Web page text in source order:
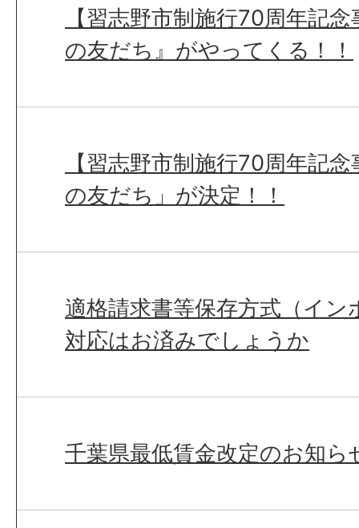
【習志野市制施行70周年記
の友だち』がやってくる！！
【習志野市制施行70周年記
の友だち」が決定！！
適格請求書等保存方式（イン
対応はお済みでしょうか
千葉県最低賃金改定のお知ら